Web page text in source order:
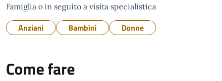
Famiglia o in seguito a visita specialistica
Anziani Bambini Donne
Come fare